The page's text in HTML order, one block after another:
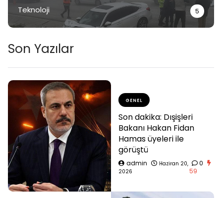
Teknoloji 5
Son Yazılar
GENEL
Son dakika: Dışişleri
Bakanı Hakan Fidan
Hamas üyeleri ile
görüştü
admin
Haziran 20,
2026
0
59